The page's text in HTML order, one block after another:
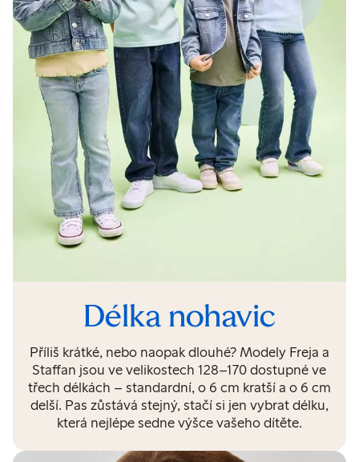
Délka nohavic
Příliš krátké, nebo naopak dlouhé? Modely Freja a
Staffan jsou ve velikostech 128–170 dostupné ve
třech délkách – standardní, o 6 cm kratší a o 6 cm
delší. Pas zůstává stejný, stačí si jen vybrat délku,
která nejlépe sedne výšce vašeho dítěte.